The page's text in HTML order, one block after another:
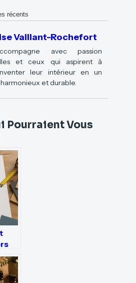
récents
Vaillant-Rochefort
avec passion
et ceux qui aspirent à
leur intérieur en un
et durable.
Pourraient Vous